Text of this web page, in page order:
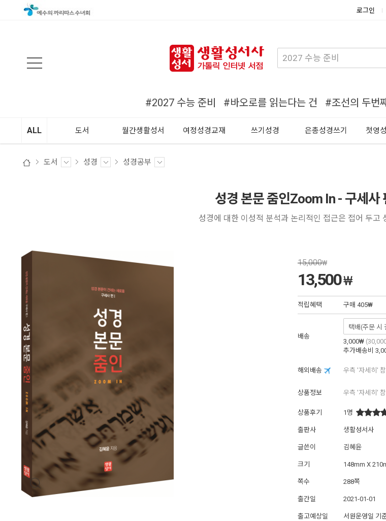
로그인
#2027 수능 준비 #바오로를 읽는다는 건 #조선의 두번
ALL 도서 월간생활성서 여정성경교재 쓰기성경 은총성경쓰기 첫영
도서 성경 성경공부
성경 본문 줌인Zoom In - 구세사
성경에 대한 이성적 분석과 논리적인 접근은 접어 두고
15,000₩
13,500₩
적립혜택 구매 405₩
배송
3,000₩
추가배송비
해외배송 우측 '자세히'
상품정보 우측 '자세히'
상품후기 1 명
출판사 생활성서사
글쓴이 김혜윤
크기 148mm X
쪽수 288쪽
출간일 2021-01-01
출고예상일 서원운영일 기